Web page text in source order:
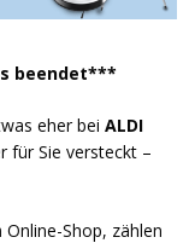
beendet***
eher bei ALDI
für Sie versteckt –
Shop, zählen